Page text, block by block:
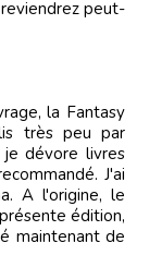
peut-
la Fantasy
lis très peu par
je dévore livres
J'ai
A l'origine, le
édition,
maintenant de